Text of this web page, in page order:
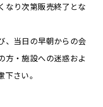
なり次第販売終了とな
、当日の早朝からの会
方・施設への迷惑およ
さい。